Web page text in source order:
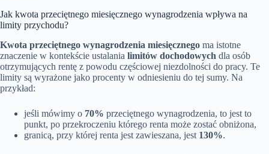
Jak kwota przeciętnego miesięcznego wynagrodzenia wpływa na
limity przychodu?
Kwota przeciętnego wynagrodzenia miesięcznego ma istotne
znaczenie w kontekście ustalania limitów dochodowych dla osób
otrzymujących rentę z powodu częściowej niezdolności do pracy. Te
limity są wyrażone jako procenty w odniesieniu do tej sumy. Na
przykład:
jeśli mówimy o 70% przeciętnego wynagrodzenia, to jest to
punkt, po przekroczeniu którego renta może zostać obniżona,
granicą, przy której renta jest zawieszana, jest 130%.